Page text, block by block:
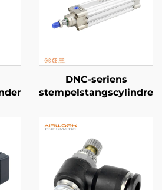
DNC-seriens
stempelstangscylindre